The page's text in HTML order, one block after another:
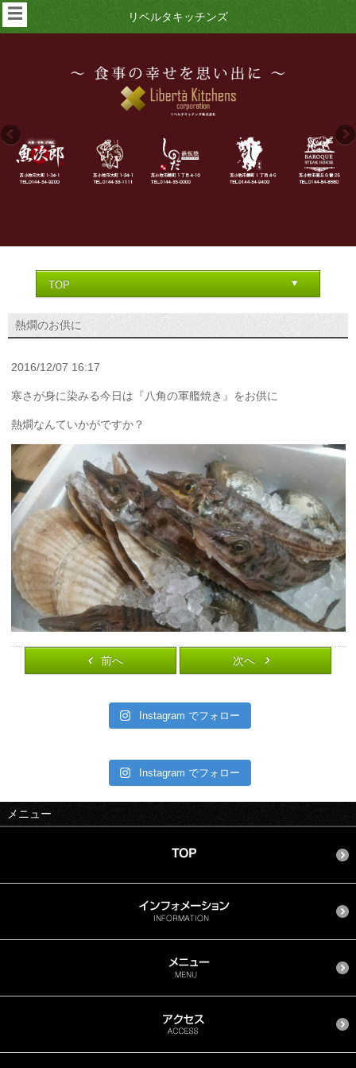
リベルタキッチンズ
☰
熱燗のお供に
2016/12/07 16:17
寒さが身に染みる今日は『八角の軍艦焼き』をお供に
熱燗なんていかがですか？
前へ 次へ
Instagram でフォロー
Instagram でフォロー
メニュー